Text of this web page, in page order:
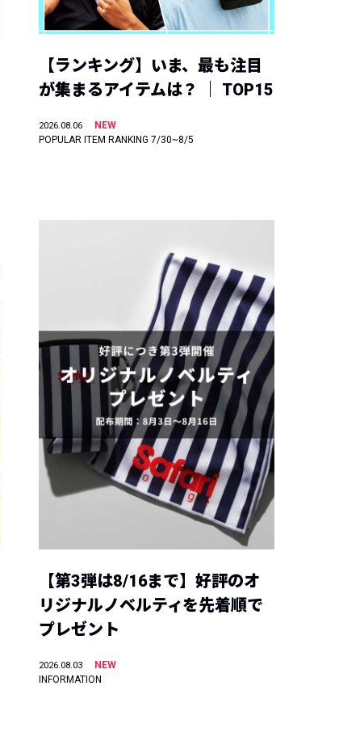
【ランキング】いま、最も注目
が集まるアイテムは？ ｜ TOP15
2026.08.06
NEW
POPULAR ITEM RANKING 7/30~8/5
【第3弾は8/16まで】好評のオ
リジナルノベルティを先着順で
プレゼント
2026.08.03
NEW
INFORMATION